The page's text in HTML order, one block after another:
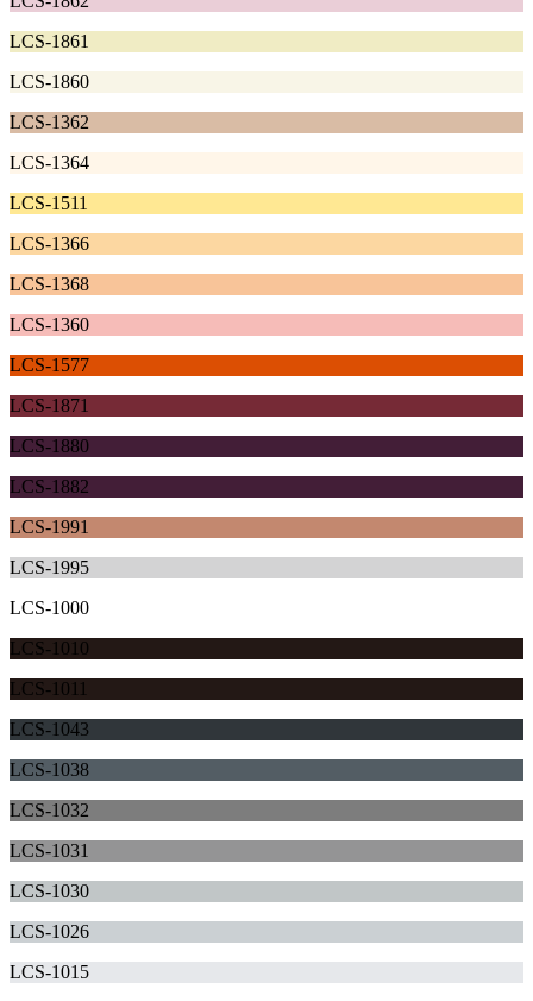
LCS-1861
LCS-1860
LCS-1362
LCS-1364
LCS-1511
LCS-1366
LCS-1368
LCS-1360
LCS-1577
LCS-1871
LCS-1880
LCS-1882
LCS-1991
LCS-1995
LCS-1000
LCS-1010
LCS-1011
LCS-1043
LCS-1038
LCS-1032
LCS-1031
LCS-1030
LCS-1026
LCS-1015